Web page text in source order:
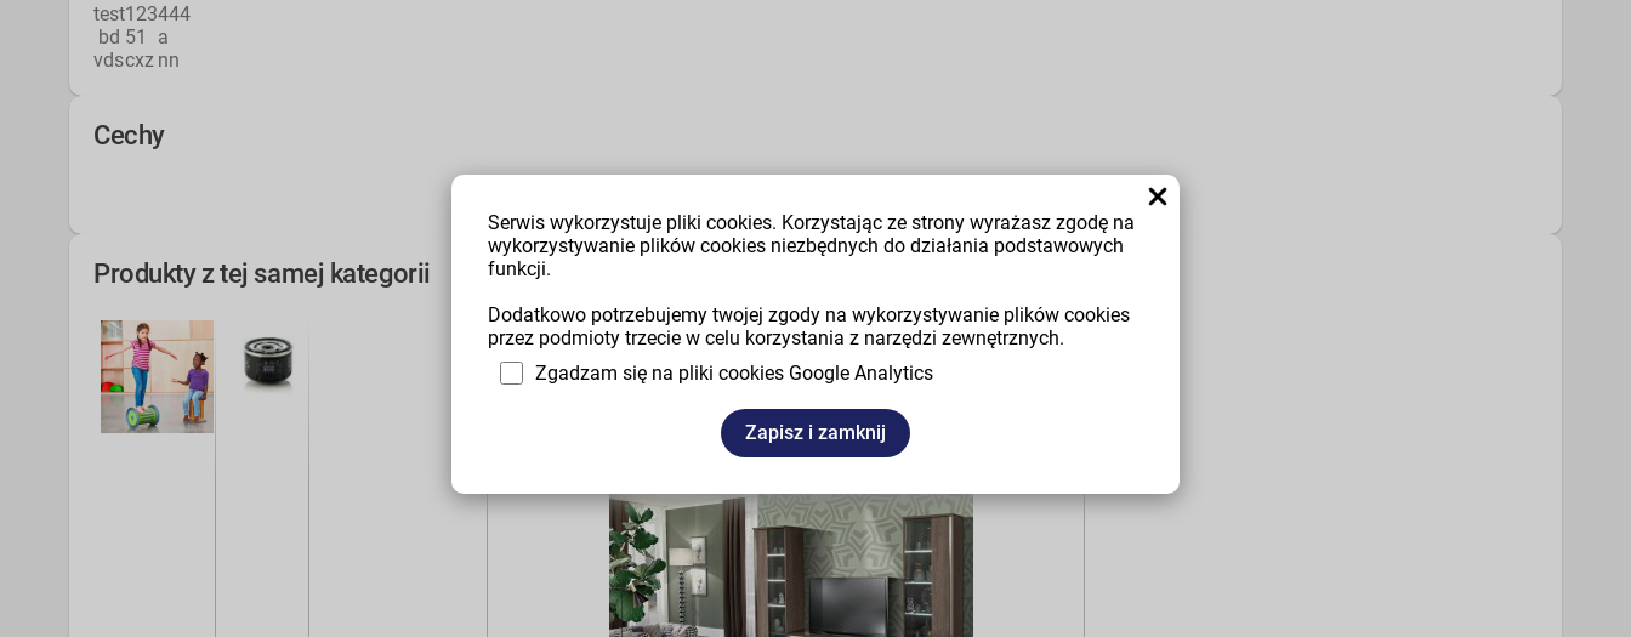
Serwis wykorzystuje pliki cookies. Korzystając ze strony wyrażasz zgodę na
wykorzystywanie plików cookies niezbędnych do działania podstawowych
funkcji.
Dodatkowo potrzebujemy twojej zgody na wykorzystywanie plików cookies
przez podmioty trzecie w celu korzystania z narzędzi zewnętrznych.
Zgadzam się na pliki cookies Google Analytics
Zapisz i zamknij
test123444
bd 51
a
vdscxz nn
Cechy
Produkty z tej samej kategorii